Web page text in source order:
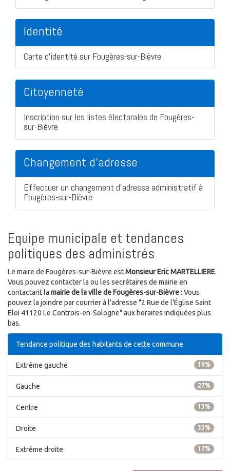
Identité
Carte d'identité sur Fougères-sur-Bièvre
Citoyenneté
Inscription sur les listes électorales de Fougères-
sur-Bièvre
Changement d'adresse
Effectuer un changement d'adresse administratif à
Fougères-sur-Bièvre
Equipe municipale et tendances
politiques des administrés
Le maire de Fougères-sur-Bièvre estMonsieur Eric MARTELLIERE.
Vous pouvez contacter la ou les secrétaires de mairie en
contactant la mairie de la ville de Fougères-sur-Bièvre: Vous
pouvez la joindre par courrier à l'adresse "2 Rue de l'Église Saint
Eloi 41120 Le Controis-en-Sologne" aux horaires indiquées plus
bas.
Tendance politique des habitants de cette commune
10%
Extrême gauche
27%
Gauche
13%
Centre
33%
Droite
17%
Extrême droite